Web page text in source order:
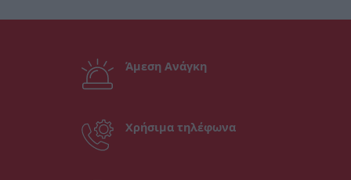
Άμεση Ανάγκη
Χρήσιμα τηλέφωνα